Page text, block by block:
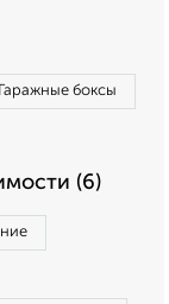
Гаражные боксы
(6)